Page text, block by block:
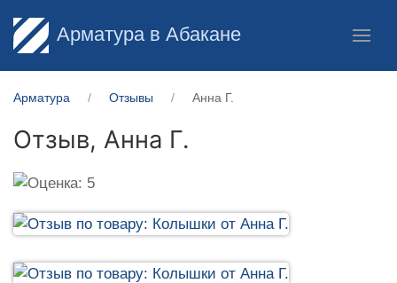
Арматура в Абакане
Арматура Отзывы Анна Г.
Отзыв, Анна Г.